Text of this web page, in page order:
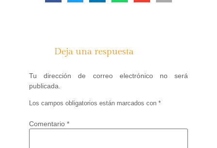
Deja una respuesta
Tu dirección de correo electrónico no será
publicada.
Los campos obligatorios están marcados con *
Comentario *